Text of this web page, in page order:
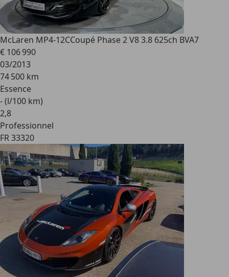
McLaren MP4-12CCoupé Phase 2 V8 3.8 625ch BVA7
€ 106 990
03/2013
74 500 km
Essence
- (l/100 km)
2,8
Professionnel
FR 33320